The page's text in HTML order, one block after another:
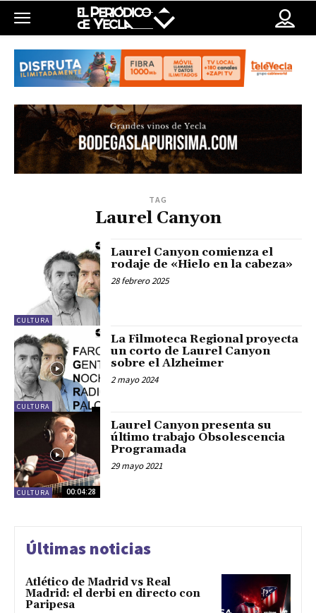
TAG
Laurel Canyon
CULTURA
Laurel Canyon comienza el
rodaje de «Hielo en la cabeza»
28 febrero 2025
CULTURA
La Filmoteca Regional proyecta
un corto de Laurel Canyon
sobre el Alzheimer
2 mayo 2024
CULTURA 00:04:28
Laurel Canyon presenta su
último trabajo Obsolescencia
Programada
29 mayo 2021
Últimas noticias
Atlético de Madrid vs Real
Madrid: el derbi en directo con
Paripesa